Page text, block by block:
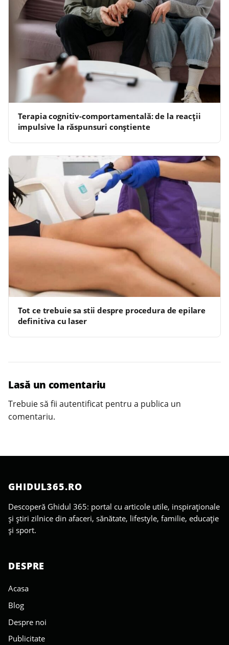
Terapia cognitiv-comportamentală: de la reacții
impulsive la răspunsuri conștiente
Tot ce trebuie sa stii despre procedura de epilare
definitiva cu laser
Lasă un comentariu
Trebuie să fii autentificat pentru a publica un
comentariu.
GHIDUL365.RO
Descoperă Ghidul 365: portal cu articole utile, inspiraționale
și știri zilnice din afaceri, sănătate, lifestyle, familie, educație
și sport.
DESPRE
Acasa
Blog
Despre noi
Publicitate